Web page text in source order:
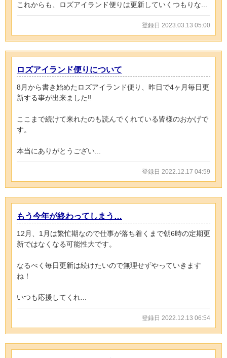
これからも、ロズアイランド便りは更新していくつもりな...
登録日 2023.03.13 05:00
ロズアイランド便りについて
8月から書き始めたロズアイランド便り、昨日で4ヶ月毎日更
新する事が出来ました‼️
ここまで続けて来れたのも読んでくれている皆様のおかげで
す。
本当にありがとうござい...
登録日 2022.12.17 04:59
もう今年が終わってしまう…
12月、1月は繁忙期なので仕事が落ち着くまで朝6時の定期更
新ではなくなる可能性大です。
なるべく毎日更新は続けたいので無理せずやっていきます
ね！
いつも応援してくれ...
登録日 2022.12.13 06:54